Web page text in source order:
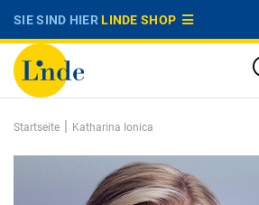
SIE SIND HIERLINDE SHOP
Startseite | Katharina Ionica